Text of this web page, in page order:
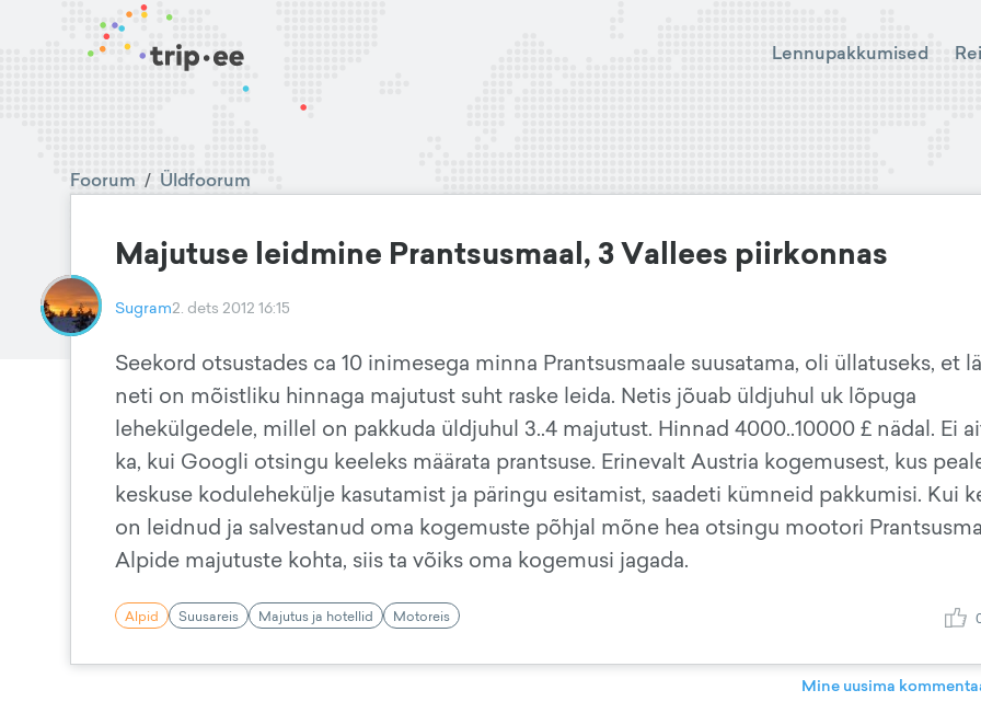
Lennupakkumised
Foorum / Üldfoorum
Majutuse leidmine Prantsusmaal, 3 Vallees piirkonnas
Sugram2. dets 2012 16:15
Seekord otsustades ca 10 inimesega minna Prantsusmaale suusatama, oli üllatuseks, et
neti on mõistliku hinnaga majutust suht raske leida. Netis jõuab üldjuhul uk lõpuga
lehekülgedele, millel on pakkuda üldjuhul 3..4 majutust. Hinnad 4000..10000 £ nädal. Ei
ka, kui Googli otsingu keeleks määrata prantsuse. Erinevalt Austria kogemusest, kus
keskuse kodulehekülje kasutamist ja päringu esitamist, saadeti kümneid pakkumisi. Kui
on leidnud ja salvestanud oma kogemuste põhjal mõne hea otsingu mootori
Alpide majutuste kohta, siis ta võiks oma kogemusi jagada.
Alpid Suusareis Majutus ja hotellid Motoreis
Mine uusima